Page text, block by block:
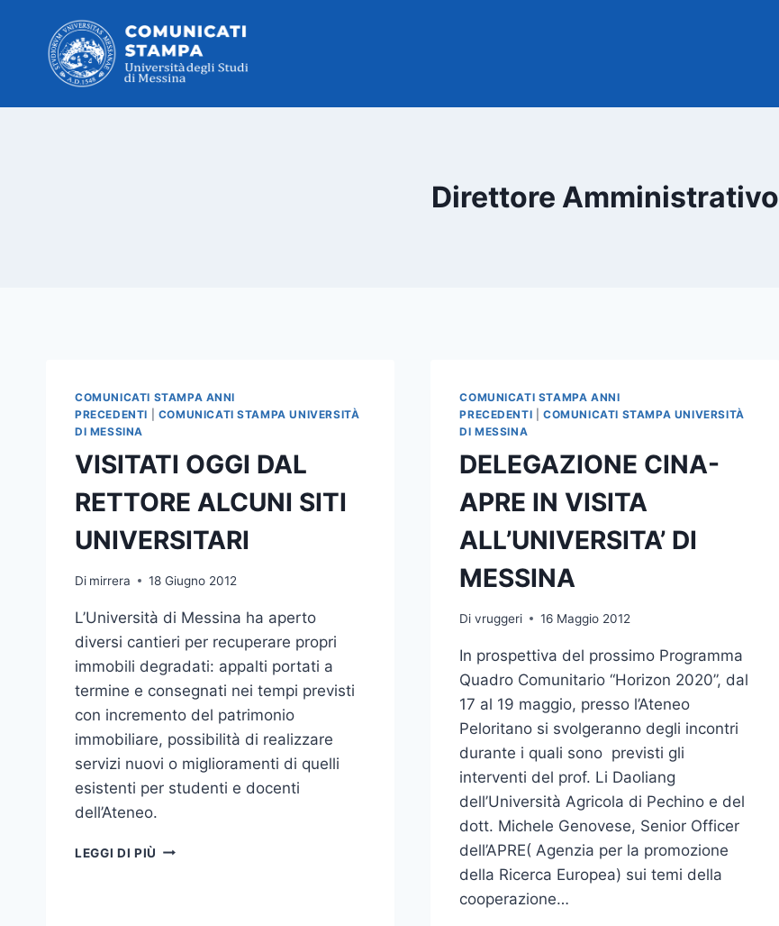
contenuto
Direttore Amministrativo
COMUNICATI STAMPA ANNI
PRECEDENTI
COMUNICATI STAMPA UNIVERSITÀ
DI MESSINA
VISITATI OGGI DAL
RETTORE ALCUNI SITI
UNIVERSITARI
Di mirrera 18 Giugno 2012
L’Università di Messina ha aperto
diversi cantieri per recuperare propri
immobili degradati: appalti portati a
termine e consegnati nei tempi previsti
con incremento del patrimonio
immobiliare, possibilità di realizzare
servizi nuovi o miglioramenti di quelli
esistenti per studenti e docenti
dell’Ateneo.
LEGGI DI PIÙ VISITATI
COMUNICATI STAMPA ANNI
PRECEDENTI |COMUNICATI STAMPA UNIVERSITÀ
DI MESSINA
DELEGAZIONE CINA-
APRE IN VISITA
ALL’UNIVERSITA’ DI
MESSINA
Di vruggeri 16 Maggio 2012
In prospettiva del prossimo Programma
Quadro Comunitario “Horizon 2020”, dal
17 al 19 maggio, presso l’Ateneo
Peloritano si svolgeranno degli incontri
durante i quali sono previsti gli
interventi del prof. Li Daoliang
dell’Università Agricola di Pechino e del
dott. Michele Genovese, Senior Officer
dell’APRE( Agenzia per la promozione
della Ricerca Europea) sui temi della
cooperazione…